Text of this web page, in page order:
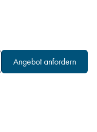
Angebot anfordern